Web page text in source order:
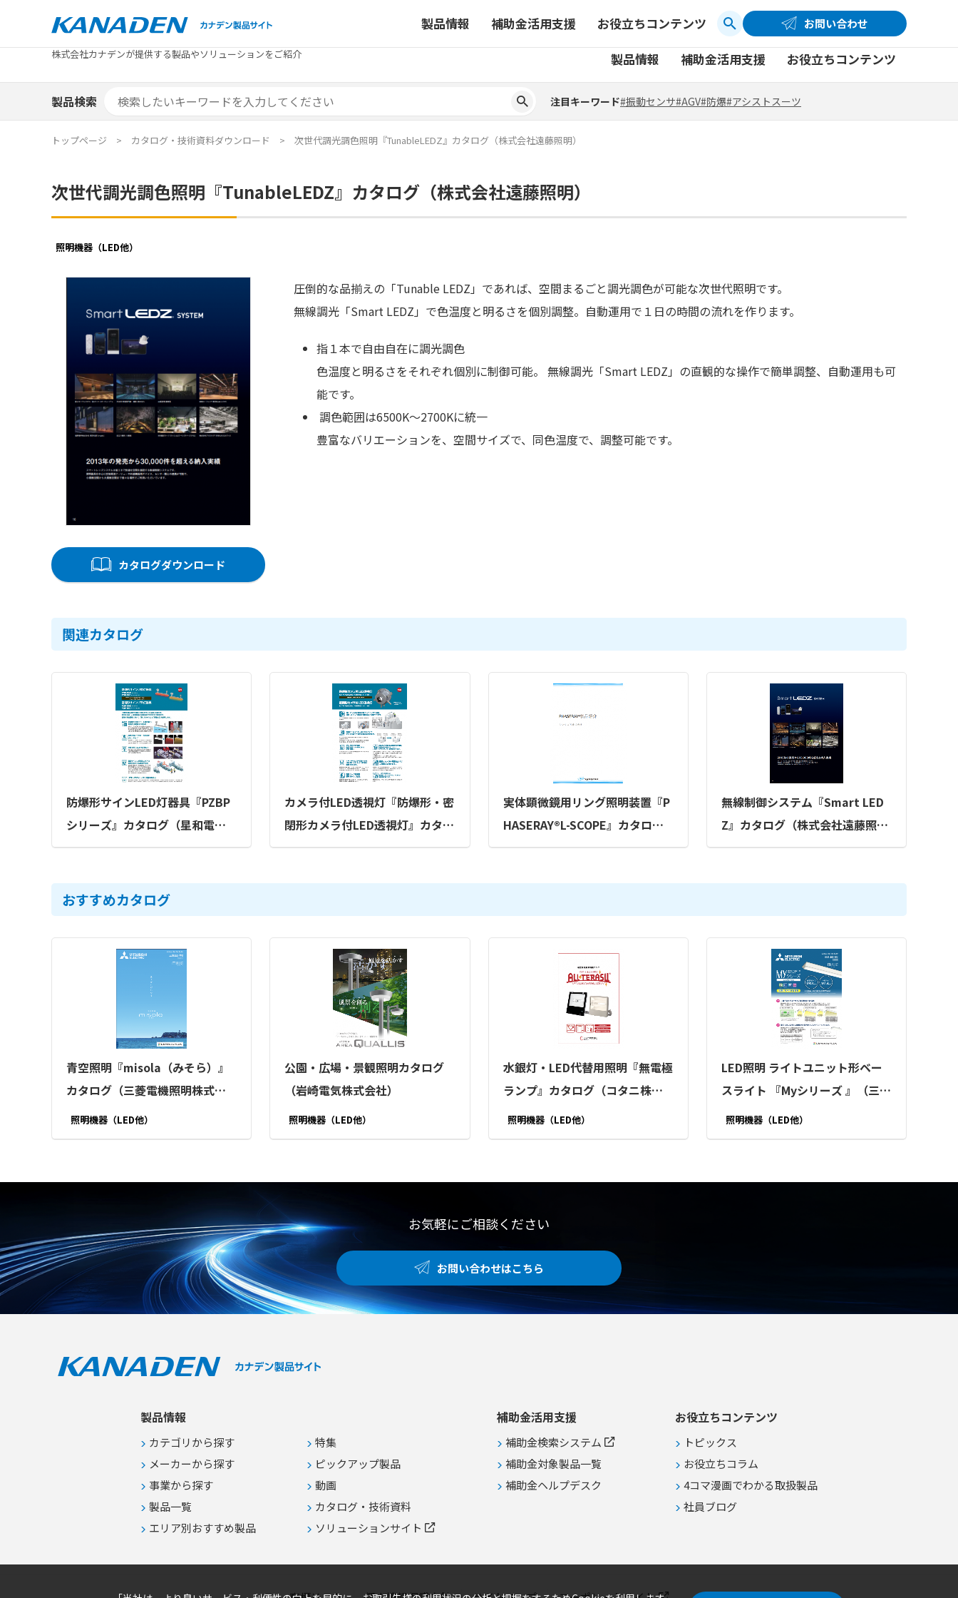
お問い合わせ
製品情報
カテゴリから探す メーカーから探す 事業から探す 製品一覧
エリア別おすすめ製品 特集 ピックアップ製品
カタログ・技術資料 ソリューションサイト
補助金活用支援
補助金検索システム 補助金対象製品一覧 補助金ヘルプデスク
お役立ちコンテンツ
トピックス お役立ちコラム 4コマ漫画でわかる取扱製品 社員ブログ
製品検索 注目キーワード#振動センサ#AGV#防爆#アシストスーツ
株式会社カナデンが提供する製品やソリューションをご紹介
コーポレートサイト お問い合わせ
製品情報
カテゴリから探す メーカーから探す 事業から探す 製品一覧
補助金活用支援
補助金検索システム 補助金対象製品一覧 補助金ヘルプデスク
お役立ちコンテンツ
トピックス お役立ちコラム 4コマ漫画でわかる取扱製品 社員ブログ
製品検索 注目キーワード#振動センサ#AGV#防爆#アシストスーツ
トップページ カタログ・技術資料ダウンロード 次世代調光調色照明『TunableLEDZ』カタログ（株式会社遠藤照明）
次世代調光調色照明『TunableLEDZ』カタログ（株式会社遠藤照明）
照明機器（LED他）
カタログダウンロード
圧倒的な品揃えの「Tunable LEDZ」であれば、空間まるごと調光調色が可能な次世代照明です。
無線調光「Smart LEDZ」で色温度と明るさを個別調整。自動運用で１日の時間の流れを作ります。
指１本で自由自在に調光調色
色温度と明るさをそれぞれ個別に制御可能。 無線調光「Smart LEDZ」の直観的な操作で簡単調整、自動運用も可
能です。
調色範囲は6500K～2700Kに統一
豊富なバリエーションを、空間サイズで、同色温度で、調整可能です。
関連カタログ
防爆形サインLED灯器具『PZBP
シリーズ』カタログ（星和電機
株式会社）
カメラ付LED透視灯『防爆形・密
閉形カメラ付LED透視灯』カタロ
グ（星和電機株式会社）
実体顕微鏡用リング照明装置『P
HASERAY®L-SCOPE』カタログ
（シンクロア株式会社）
無線制御システム『Smart LED
Z』カタログ（株式会社遠藤照
明）
おすすめカタログ
青空照明『misola（みそら）』
カタログ（三菱電機照明株式会
社）
照明機器（LED他）
公園・広場・景観照明カタログ
（岩崎電気株式会社）
照明機器（LED他）
水銀灯・LED代替用照明『無電極
ランプ』カタログ（コタニ株式
会社）
照明機器（LED他）
LED照明 ライトユニット形ベー
スライト 『Myシリーズ 』（三菱
電機照明株式会社）
照明機器（LED他）
お気軽にご相談ください
お問い合わせはこちら
製品情報
カテゴリから探す
メーカーから探す
事業から探す
製品一覧
エリア別おすすめ製品
特集
ピックアップ製品
動画
カタログ・技術資料
ソリューションサイト
補助金活用支援
補助金検索システム
補助金対象製品一覧
補助金ヘルプデスク
お役立ちコンテンツ
トピックス
お役立ちコラム
4コマ漫画でわかる取扱製品
社員ブログ